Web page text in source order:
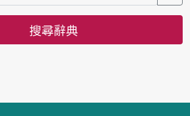
搜尋辭典